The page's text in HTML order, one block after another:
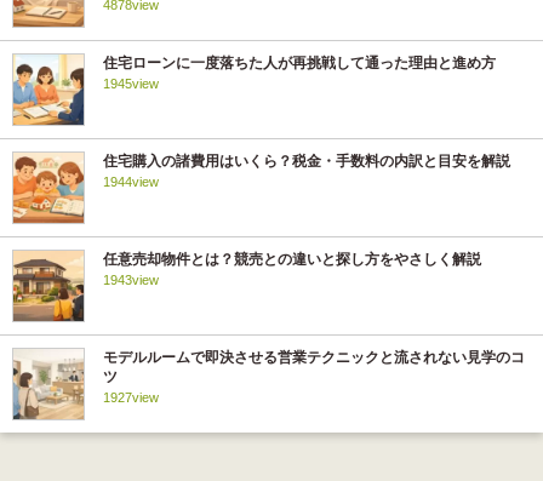
4878view
住宅ローンに一度落ちた人が再挑戦して通った理由と進め方
1945view
住宅購入の諸費用はいくら？税金・手数料の内訳と目安を解説
1944view
任意売却物件とは？競売との違いと探し方をやさしく解説
1943view
モデルルームで即決させる営業テクニックと流されない見学のコ
ツ
1927view